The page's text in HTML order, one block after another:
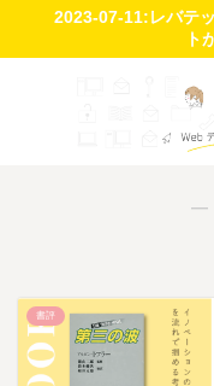
2023-07-11:レバテ
ト
―
書評